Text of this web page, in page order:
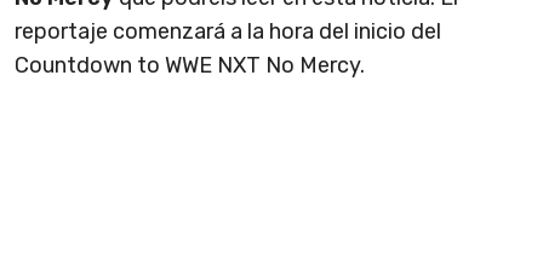
reportaje comenzará a la hora del inicio del
Countdown to WWE NXT No Mercy.